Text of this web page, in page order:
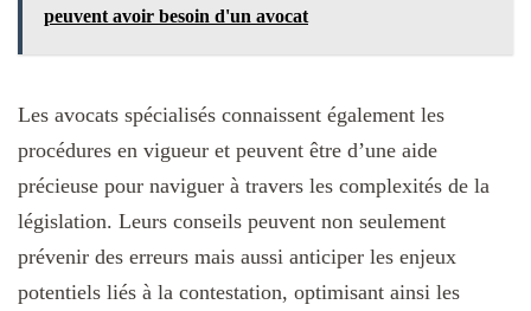
peuvent avoir besoin d'un avocat
Les avocats spécialisés connaissent également les
procédures en vigueur et peuvent être d’une aide
précieuse pour naviguer à travers les complexités de la
législation. Leurs conseils peuvent non seulement
prévenir des erreurs mais aussi anticiper les enjeux
potentiels liés à la contestation, optimisant ainsi les